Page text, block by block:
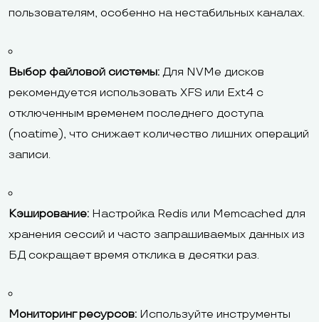
пользователям, особенно на нестабильных каналах.
Выбор файловой системы: Для NVMe дисков
рекомендуется использовать XFS или Ext4 с
отключенным временем последнего доступа
(noatime), что снижает количество лишних операций
записи.
Кэширование: Настройка Redis или Memcached для
хранения сессий и часто запрашиваемых данных из
БД сокращает время отклика в десятки раз.
Мониторинг ресурсов: Используйте инструменты